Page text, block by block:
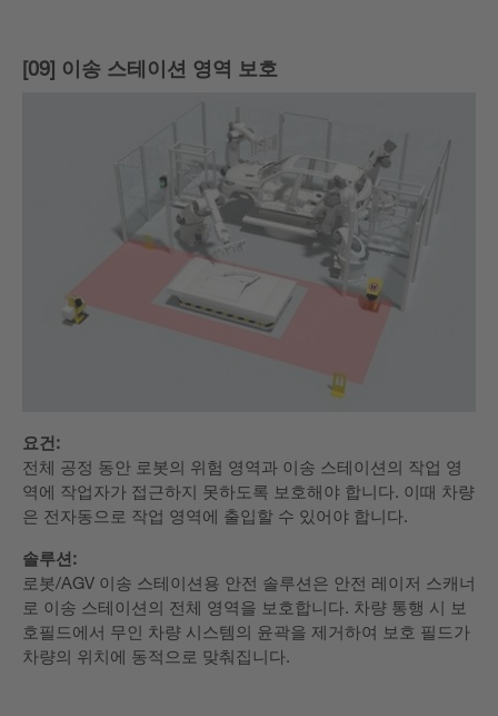
[09] 이송 스테이션 영역 보호
요건:
전체 공정 동안 로봇의 위험 영역과 이송 스테이션의 작업 영
역에 작업자가 접근하지 못하도록 보호해야 합니다. 이때 차량
은 전자동으로 작업 영역에 출입할 수 있어야 합니다.
솔루션:
로봇/AGV 이송 스테이션용 안전 솔루션은 안전 레이저 스캐너
로 이송 스테이션의 전체 영역을 보호합니다. 차량 통행 시 보
호필드에서 무인 차량 시스템의 윤곽을 제거하여 보호 필드가
차량의 위치에 동적으로 맞춰집니다.